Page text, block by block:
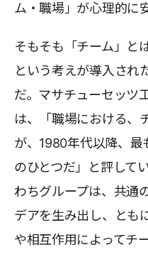
ム・職場」が心理的に
そもそも「チーム」と
という考えが導入され
だ。マサチューセッツ
は、「職場における、
が、1980年代以降、最
のひとつだ」と評して
わちグループは、共通
デアを生み出し、とも
や相互作用によってチ